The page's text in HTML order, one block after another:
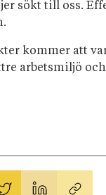
sökt till oss.
kommer att
arbetsmiljö